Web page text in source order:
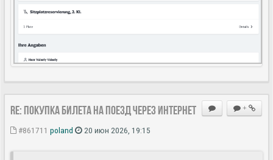
+
Re: Покупка билета на поезд через Интернет
#861711 poland 20 июн 2026, 19:15